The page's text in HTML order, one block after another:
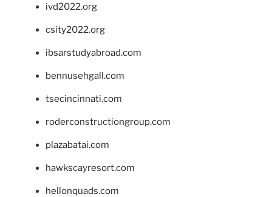
ivd2022.org
csity2022.org
ibsarstudyabroad.com
bennusehgall.com
tsecincinnati.com
roderconstructiongroup.com
plazabatai.com
hawkscayresort.com
hellonquads.com